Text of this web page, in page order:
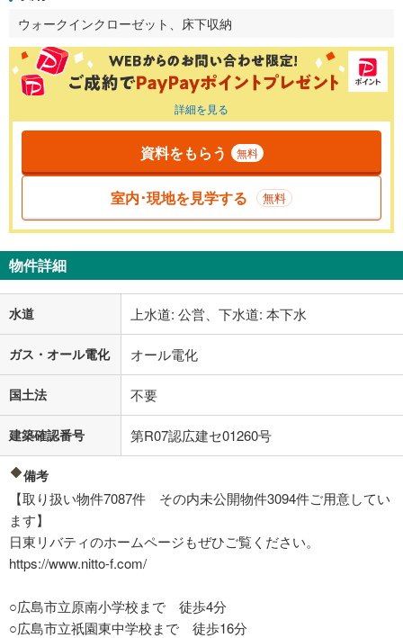
ウォークインクローゼット、床下収納
詳細を見る
資料をもらう 無料
室内･現地を見学する 無料
物件詳細
水道 上水道: 公営、下水道: 本下水
ガス・オール電化 オール電化
国土法 不要
建築確認番号 第R07認広建セ01260号
備考
【取り扱い物件7087件 その内未公開物件3094件ご用意してい
ます】
日東リバティのホームページもぜひご覧ください。
https://www.nitto-f.com/
○広島市立原南小学校まで 徒歩4分
○広島市立祇園東中学校まで 徒歩16分